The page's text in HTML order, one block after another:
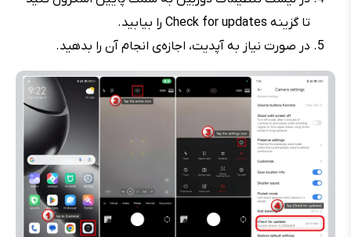
تا گزینه Check for updates را بیابید.
در صورت نیاز به آپدیت، اجازه‌ی انجام آن را بدهید.